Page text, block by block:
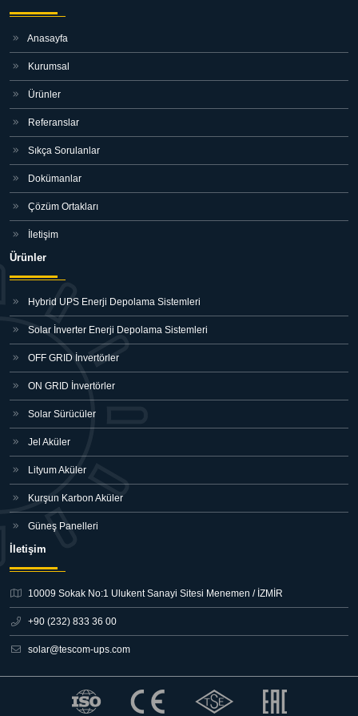
Anasayfa
Kurumsal
Ürünler
Referanslar
Sıkça Sorulanlar
Dokümanlar
Çözüm Ortakları
İletişim
Ürünler
Hybrid UPS Enerji Depolama Sistemleri
Solar İnverter Enerji Depolama Sistemleri
OFF GRID İnvertörler
ON GRID İnvertörler
Solar Sürücüler
Jel Aküler
Lityum Aküler
Kurşun Karbon Aküler
Güneş Panelleri
İletişim
10009 Sokak No:1 Ulukent Sanayi Sitesi Menemen / İZMİR
+90 (232) 833 36 00
solar@tescom-ups.com